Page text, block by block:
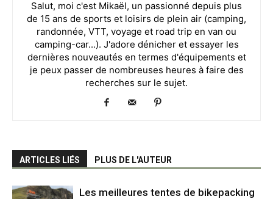
Salut, moi c'est Mikaël, un passionné depuis plus
de 15 ans de sports et loisirs de plein air (camping,
randonnée, VTT, voyage et road trip en van ou
camping-car...). J'adore dénicher et essayer les
dernières nouveautés en termes d'équipements et
je peux passer de nombreuses heures à faire des
recherches sur le sujet.
ARTICLES LIÉS PLUS DE L'AUTEUR
Les meilleures tentes de bikepacking